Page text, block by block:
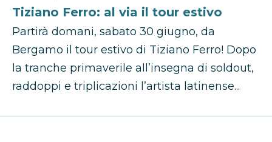
Tiziano Ferro: al via il tour estivo
Partirà domani, sabato 30 giugno, da
Bergamo il tour estivo di Tiziano Ferro! Dopo
la tranche primaverile all’insegna di soldout,
raddoppi e triplicazioni l’artista latinense...